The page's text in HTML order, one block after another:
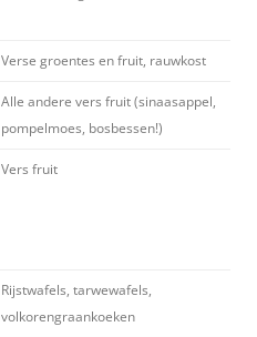
Verse groentes en fruit, rauwkost
Alle andere vers fruit (sinaasappel,
pompelmoes, bosbessen!)
Vers fruit
Rijstwafels, tarwewafels,
volkorengraankoeken